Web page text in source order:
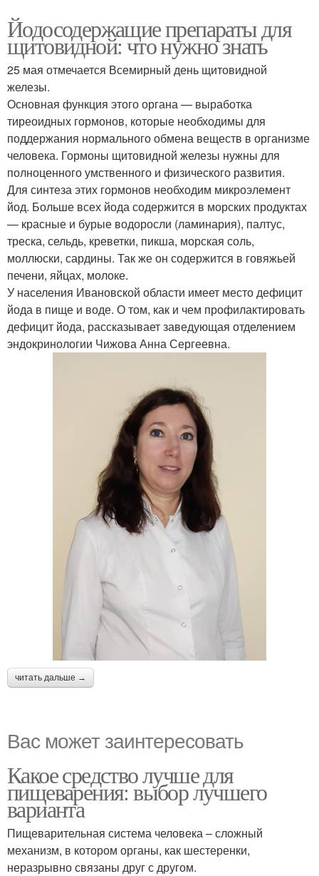
Йодосодержащие препараты для
щитовидной: что нужно знать
25 мая отмечается Всемирный день щитовидной
железы.
Основная функция этого органа — выработка
тиреоидных гормонов, которые необходимы для
поддержания нормального обмена веществ в организме
человека. Гормоны щитовидной железы нужны для
полноценного умственного и физического развития.
Для синтеза этих гормонов необходим микроэлемент
йод. Больше всех йода содержится в морских продуктах
— красные и бурые водоросли (ламинария), палтус,
треска, сельдь, креветки, пикша, морская соль,
моллюски, сардины. Так же он содержится в говяжьей
печени, яйцах, молоке.
У населения Ивановской области имеет место дефицит
йода в пище и воде. О том, как и чем профилактировать
дефицит йода, рассказывает заведующая отделением
эндокринологии Чижова Анна Сергеевна.
читать дальше →
Вас может заинтересовать
Какое средство лучше для
пищеварения: выбор лучшего
варианта
Пищеварительная система человека – сложный
механизм, в котором органы, как шестеренки,
неразрывно связаны друг с другом.